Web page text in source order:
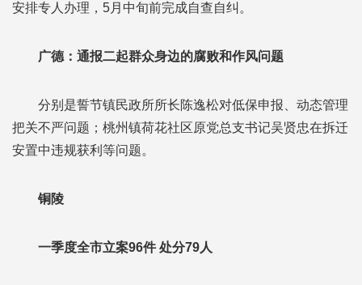
安排专人办理，5月中旬前完成自查自纠。
广德：通报二起群众身边的腐败和作风问题
分别是誓节镇民政所所长陈逸松对低保申报、动态管理
把关不严问题；桃州镇荷花社区原党总支书记吴贤忠在拆迁
安置中违规获利等问题。
铜陵
一季度全市立案96件 处分79人